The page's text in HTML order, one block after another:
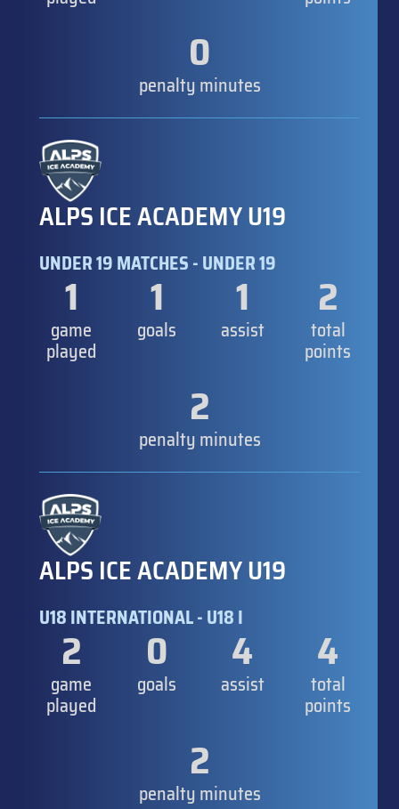
0
penalty minutes
ALPS ICE ACADEMY U19
UNDER 19 MATCHES - UNDER 19
1
game
played
1
goals
1
assist
2
total
points
2
penalty minutes
ALPS ICE ACADEMY U19
U18 INTERNATIONAL - U18 I
2
game
played
0
goals
4
assist
4
total
points
2
penalty minutes